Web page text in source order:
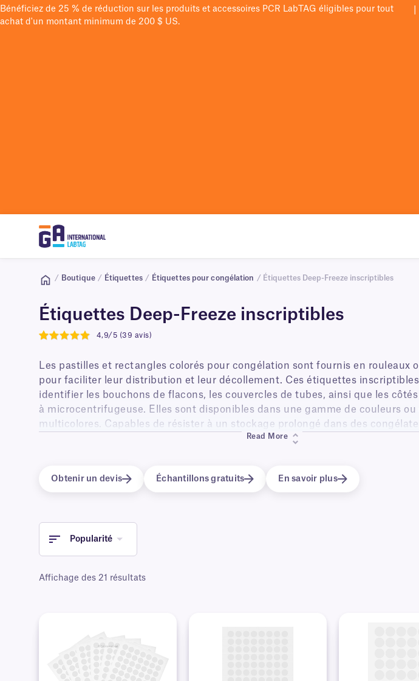
Bénéficiez de 25 % de réduction sur les produits et accessoires PCR LabTAG éligibles pour tout
achat d'un montant minimum de 200 $ US.
/ Boutique / Étiquettes / Étiquettes pour congélation / Étiquettes Deep-Freeze inscriptibles
Étiquettes Deep-Freeze inscriptibles
4,9/5 (39 avis)
Les pastilles et rectangles colorés pour congélation sont fournis en rouleaux
pour faciliter leur distribution et leur décollement. Ces étiquettes
identifier les bouchons de flacons, les couvercles de tubes, ainsi que les
à microcentrifugeuse. Elles sont disponibles dans une gamme de couleurs ou
multicolores. Capables de résister à un stockage prolongé dans des
température (-20 °C/-4 °F ; -40 °C/-40 °F ; -80 °C/-112 °F), à la réfrigération
Read More
Obtenir un devis Échantillons gratuits En savoir plus
Popularité
Affichage des 21 résultats